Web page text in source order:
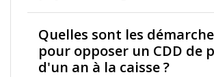
Quelles sont les
pour opposer un CDD de
d'un an à la caisse ?